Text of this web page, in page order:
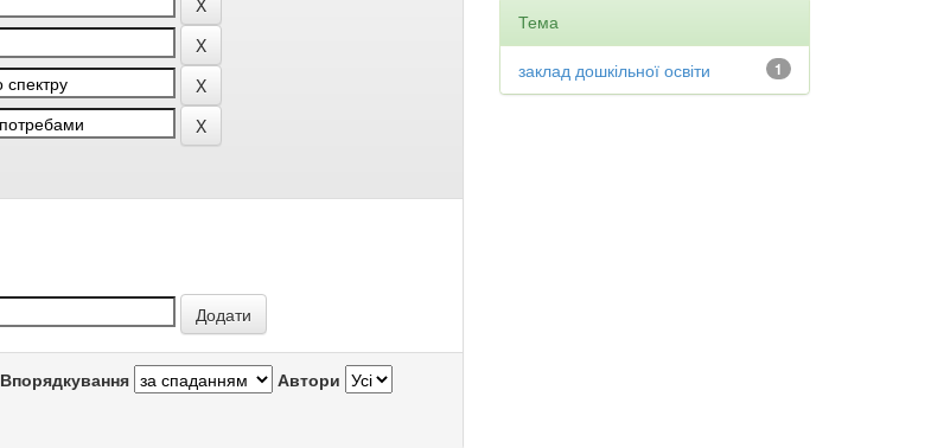
Впорядкування Автори
Тема
1
заклад дошкільної освіти